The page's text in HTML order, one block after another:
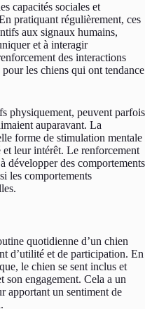
capacités sociales et
pratiquant régulièrement, ces
aux signaux humains,
et à interagir
des interactions
les chiens qui ont tendance
physiquement, peuvent parfois
auparavant. La
forme de stimulation mentale
leur intérêt. Le renforcement
développer des comportements
les comportements
quotidienne d’un chien
d’utilité et de participation. En
le chien se sent inclus et
son engagement. Cela a un
apportant un sentiment de